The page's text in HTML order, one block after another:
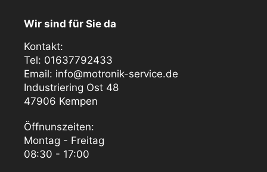
Wir sind für Sie da
Kontakt:
Tel: 01637792433
Email: info@motronik-service.de
Industriering Ost 48
47906 Kempen
Öffnunszeiten:
Montag - Freitag
08:30 - 17:00